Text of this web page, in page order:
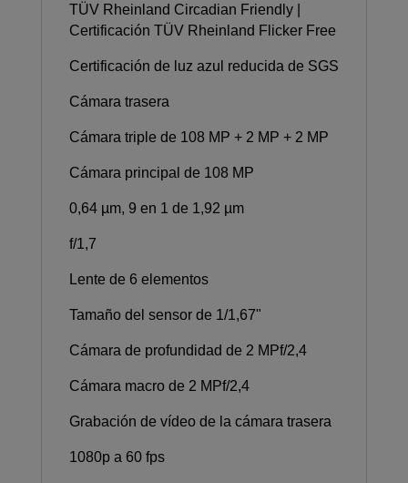
TÜV Rheinland Circadian Friendly |
Certificación TÜV Rheinland Flicker Free
Certificación de luz azul reducida de SGS
Cámara trasera
Cámara triple de 108 MP + 2 MP + 2 MP
Cámara principal de 108 MP
0,64 µm, 9 en 1 de 1,92 µm
f/1,7
Lente de 6 elementos
Tamaño del sensor de 1/1,67"
Cámara de profundidad de 2 MPf/2,4
Cámara macro de 2 MPf/2,4
Grabación de vídeo de la cámara trasera
1080p a 60 fps